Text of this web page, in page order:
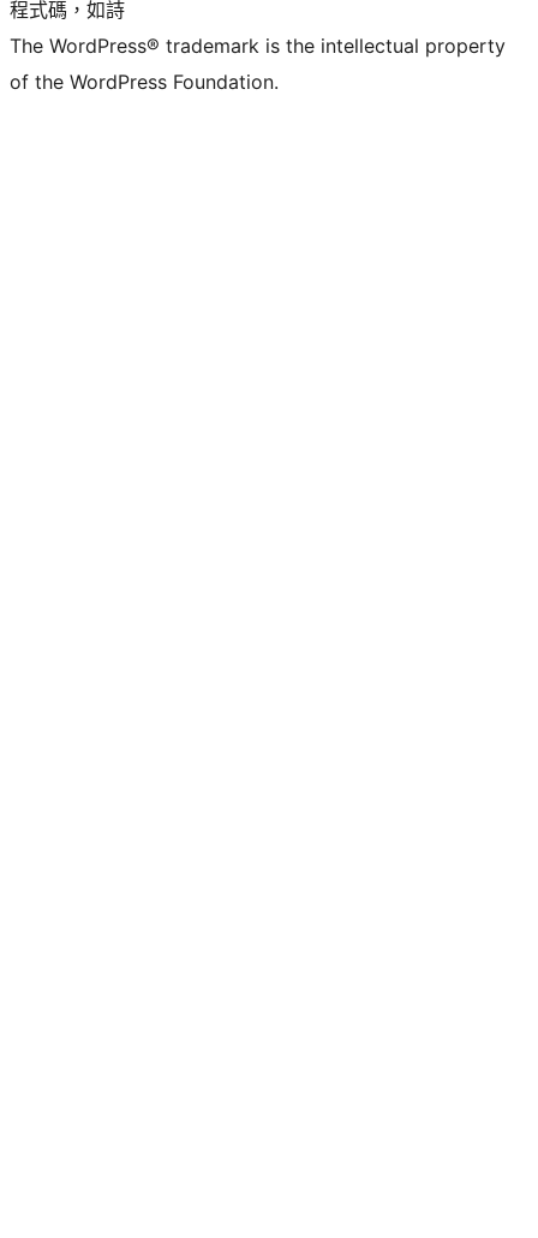
程式碼，如詩
The WordPress® trademark is the intellectual property
of the WordPress Foundation.